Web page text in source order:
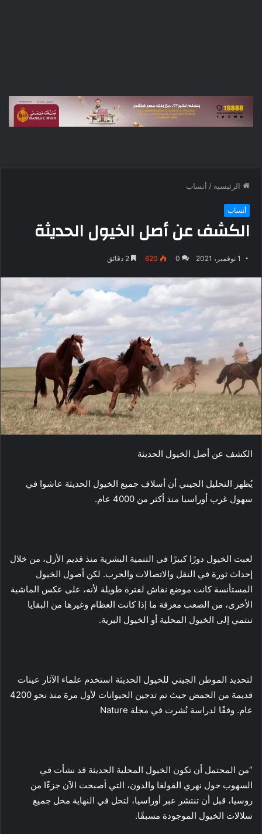
الرئيسية / أنساب
أنساب
الكشف عن أصل الخيول الحديثة
1 نوفمبر، 2021 0
620
الكشف عن أصل الخيول الحديثة
يُظهر التحليل الجيني أن أسلاف جميع الخيول الحديثة عاشوا في
سهول غرب أوراسيا منذ أكثر من 4000 عام.
لعبت الخيول دورًا كبيرًا في التنمية البشرية منذ قديم الأزل، من خلال
إحداث ثورة في النقل والاتصالات والحرب. لكن أصول الخيول
المستأنسة كانت موضع نقاش لفترة طويلة لأنه، على عكس الماشية
الأخرى، من الصعب معرفة ما إذا كانت العظام وغيرها من البقايا
تنتمي إلى الخيول المحلية أو الخيول البرية.
لتحديد الموطن الجيني للخيول الحديثة استخدم علماء الآثار عينات
قديمة من الحمض حيث تم تدجين الحيوانات لأول مرة منذ نحو 4200
عام. وفقًا لدراسة نُشرت في مجلة Nature
“من المحتمل أن تكون الخيول المحلية الحديثة قد نشأت في
السهوب حول نهري الفولغا والدون، التي أصبحت الآن جزءًا من
روسيا، قبل أن تنتشر عبر أوراسيا، لتحل في النهاية محل جميع
سلالات الخيول الموجودة مسبقًا.